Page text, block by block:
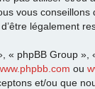
vous
légalement
phpBB Group
ou
et/ou que